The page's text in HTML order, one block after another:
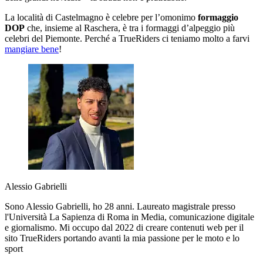
La località di Castelmagno è celebre per l’omonimo formaggio
DOP che, insieme al Raschera, è tra i formaggi d’alpeggio più
celebri del Piemonte. Perché a TrueRiders ci teniamo molto a farvi
mangiare bene!
Alessio Gabrielli
Sono Alessio Gabrielli, ho 28 anni. Laureato magistrale presso
l'Università La Sapienza di Roma in Media, comunicazione digitale
e giornalismo. Mi occupo dal 2022 di creare contenuti web per il
sito TrueRiders portando avanti la mia passione per le moto e lo
sport